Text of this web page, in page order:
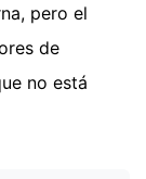
pero el
de
no está